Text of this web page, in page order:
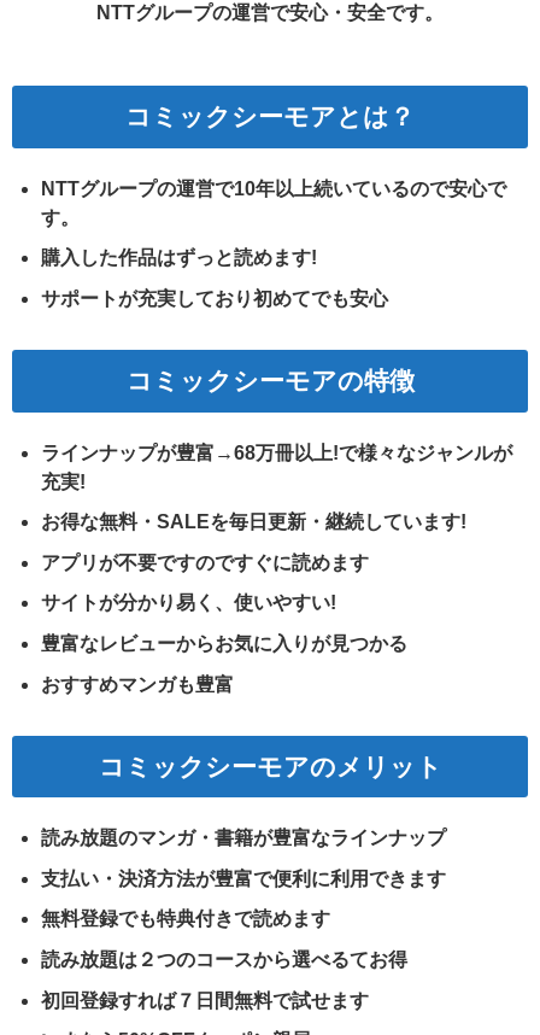
NTTグループの運営で安心・安全です。
コミックシーモアとは？
NTTグループの運営で10年以上続いているので安心で
す。
購入した作品はずっと読めます!
サポートが充実しており初めてでも安心
コミックシーモアの特徴
ラインナップが豊富→68万冊以上!で様々なジャンルが
充実!
お得な無料・SALEを毎日更新・継続しています!
アプリが不要ですのですぐに読めます
サイトが分かり易く、使いやすい!
豊富なレビューからお気に入りが見つかる
おすすめマンガも豊富
コミックシーモアのメリット
読み放題のマンガ・書籍が豊富なラインナップ
支払い・決済方法が豊富で便利に利用できます
無料登録でも特典付きで読めます
読み放題は２つのコースから選べるてお得
初回登録すれば７日間無料で試せます